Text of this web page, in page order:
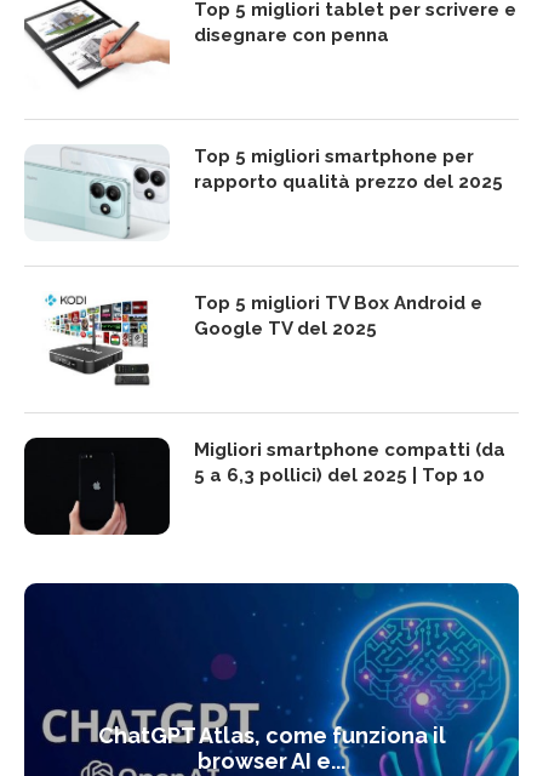
Top 5 migliori tablet per scrivere e
disegnare con penna
Top 5 migliori smartphone per
rapporto qualità prezzo del 2025
Top 5 migliori TV Box Android e
Google TV del 2025
Migliori smartphone compatti (da
5 a 6,3 pollici) del 2025 | Top 10
ChatGPT Atlas, come funziona il
browser AI e...